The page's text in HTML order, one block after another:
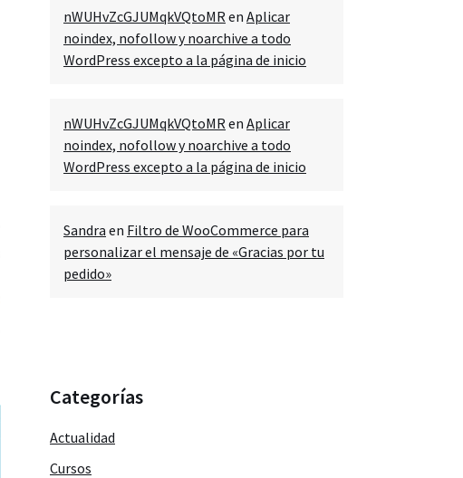
nWUHvZcGJUMqkVQtoMRen Aplicar
noindex, nofollow y noarchive a todo
WordPress excepto a la página de inicio
nWUHvZcGJUMqkVQtoMRen Aplicar
noindex, nofollow y noarchive a todo
WordPress excepto a la página de inicio
Sandra en Filtro de WooCommerce para
personalizar el mensaje de «Gracias por tu
pedido»
Categorías
Actualidad
Cursos